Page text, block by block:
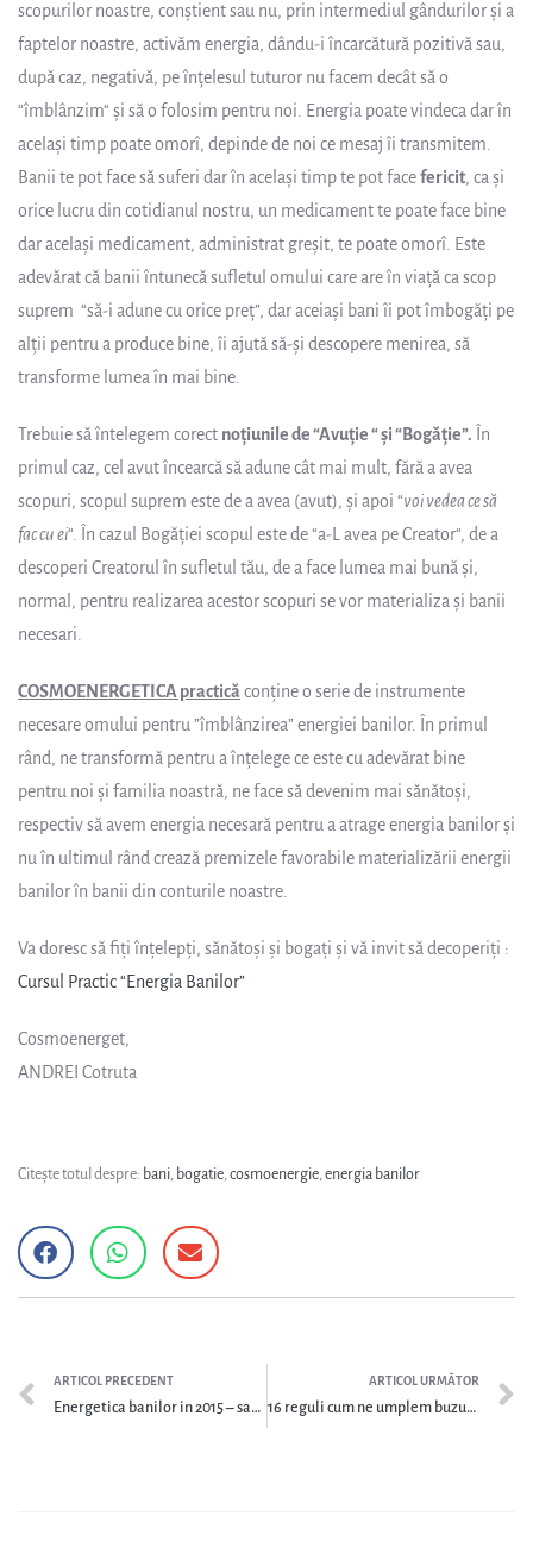
scopurilor noastre, conştient sau nu, prin intermediul gândurilor şi a
faptelor noastre, activăm energia, dându-i încarcătură pozitivă sau,
după caz, negativă, pe înţelesul tuturor nu facem decât să o
“îmblânzim“ şi să o folosim pentru noi. Energia poate vindeca dar în
acelaşi timp poate omorî, depinde de noi ce mesaj îi transmitem.
Banii te pot face să suferi dar în acelaşi timp te pot facefericit, ca şi
orice lucru din cotidianul nostru, un medicament te poate face bine
dar acelaşi medicament, administrat greşit, te poate omorî. Este
adevărat că banii întunecă sufletul omului care are în viaţă ca scop
suprem “să-i adune cu orice preţ”, dar aceiaşi bani îi pot îmbogăţi pe
alţii pentru a produce bine, îi ajută să-şi descopere menirea, să
transforme lumea în mai bine.
Trebuie să întelegem corect noţiunile de “Avuţie “ şi “Bogăţie”. În
primul caz, cel avut încearcă să adune cât mai mult, fără a avea
scopuri, scopul suprem este de a avea (avut), şi apoi “voi vedea ce să
fac cu ei“. În cazul Bogăţiei scopul este de “a-L avea pe Creator“, de a
descoperi Creatorul în sufletul tău, de a face lumea mai bună şi,
normal, pentru realizarea acestor scopuri se vor materializa şi banii
necesari.
COSMOENERGETICA practică conține o serie de instrumente
necesare omului pentru ”îmblânzirea” energiei banilor. În primul
rând, ne transformă pentru a înțelege ce este cu adevărat bine
pentru noi și familia noastră, ne face să devenim mai sănătoși,
respectiv să avem energia necesară pentru a atrage energia banilor și
nu în ultimul rând crează premizele favorabile materializării energii
banilor în banii din conturile noastre.
Va doresc să fiți înțelepți, sănătoși și bogați și vă invit să decoperiți :
Cursul Practic “Energia Banilor”
Cosmoenerget,
ANDREI Cotruta
Citește totul despre: bani, bogatie,cosmoenergie,energia banilor
ARTICOL PRECEDENT
Energetica banilor in 2015 – sau cum să câștigăm mult cu efort minim
ARTICOL URMĂTOR
16 reguli cum ne umplem buzunarele cu bani